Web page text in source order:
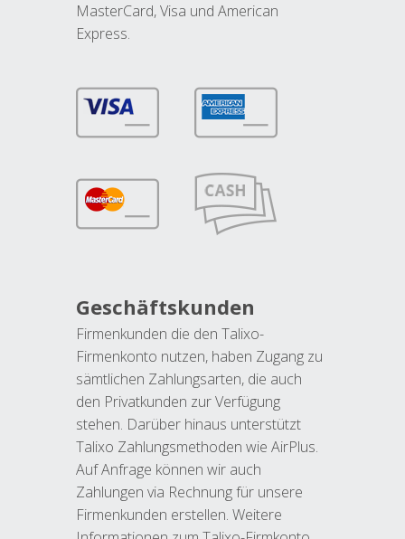
MasterCard, Visa und American
Express.
Geschäftskunden
Firmenkunden die den Talixo-
Firmenkonto nutzen, haben Zugang zu
sämtlichen Zahlungsarten, die auch
den Privatkunden zur Verfügung
stehen. Darüber hinaus unterstützt
Talixo Zahlungsmethoden wie AirPlus.
Auf Anfrage können wir auch
Zahlungen via Rechnung für unsere
Firmenkunden erstellen. Weitere